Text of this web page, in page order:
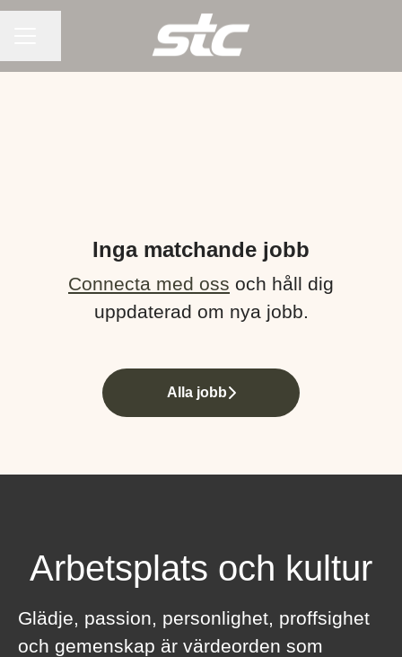
Inga matchande jobb
Connecta med oss och håll dig
uppdaterad om nya jobb.
Alla jobb
Arbetsplats och kultur
Glädje, passion, personlighet, proffsighet
och gemenskap är värdeorden som